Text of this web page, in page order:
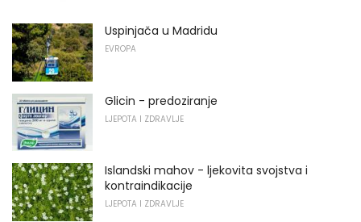
Uspinjača u Madridu
EVROPA
Glicin - predoziranje
LJEPOTA I ZDRAVLJE
Islandski mahov - ljekovita svojstva i
kontraindikacije
LJEPOTA I ZDRAVLJE